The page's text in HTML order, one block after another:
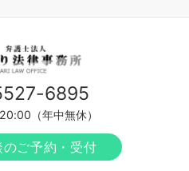
6895
（年中無休）
ご予約・受付